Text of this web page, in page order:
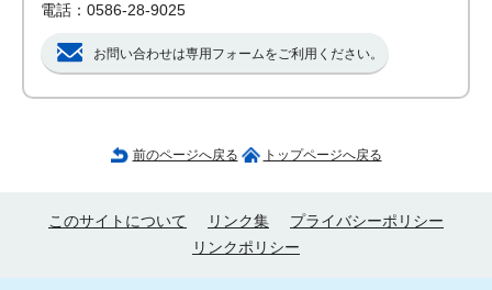
電話：0586-28-9025
お問い合わせは専用フォームをご利用ください。
前のページへ戻る トップページへ戻る
このサイトについて リンク集
プライバシーポリシー
リンクポリシー